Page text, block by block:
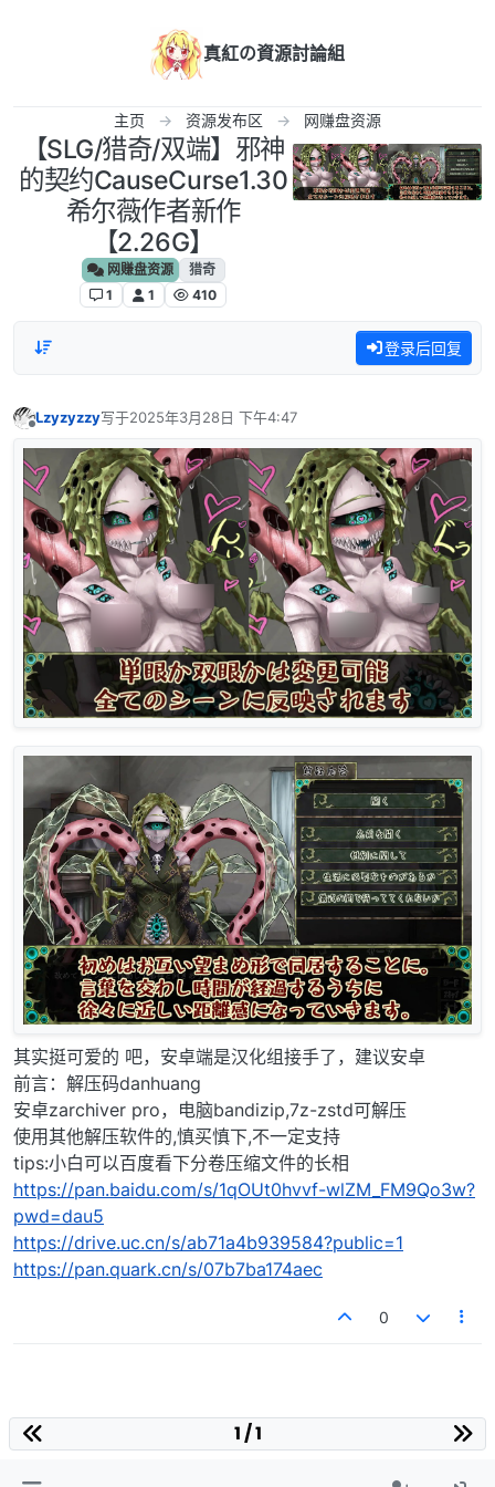
真紅の資源討論組
主页 资源发布区 网赚盘资源
【SLG/猎奇/双端】邪神
的契约CauseCurse1.30
希尔薇作者新作
【2.26G】
网赚盘资源
猎奇
1
1 410
登录后回复
Lzyzyzzy写于2025年3月28日 下午4:47
最后由 编辑
其实挺可爱的 吧，安卓端是汉化组接手了，建议安卓
前言：解压码danhuang
安卓zarchiver pro，电脑bandizip,7z-zstd可解压
使用其他解压软件的,慎买慎下,不一定支持
tips:小白可以百度看下分卷压缩文件的长相
https://pan.baidu.com/s/1qOUt0hvvf-wlZM_FM9Qo3w?
pwd=dau5
https://drive.uc.cn/s/ab71a4b939584?public=1
https://pan.quark.cn/s/07b7ba174aec
0
1 / 1